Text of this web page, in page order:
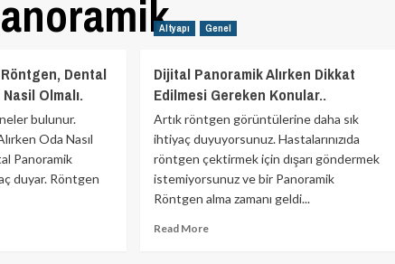
Dental
Olmalı.
bulunur.
Oda Nasıl
Panoramik
duyar. Röntgen
Altyapı Genel
Dijital Panoramik Alırken Dikkat
Edilmesi Gereken Konular..
Artık röntgen görüntülerine daha sık
ihtiyaç duyuyorsunuz. Hastalarınızıda
röntgen çektirmek için dışarı göndermek
istemiyorsunuz ve bir Panoramik
Röntgen alma zamanı geldi...
Read MoreRead